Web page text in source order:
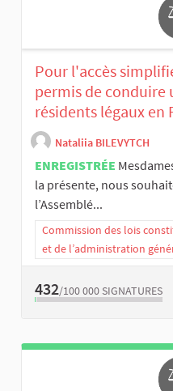
Pour l'accès
permis de conduire
résidents légaux en
Nataliia BILEVYTCH
ENREGISTRÉE
la présente, nous
l’Assemblé...
Commission des lois
et de l’administration
432/100 000 SIGNATURES